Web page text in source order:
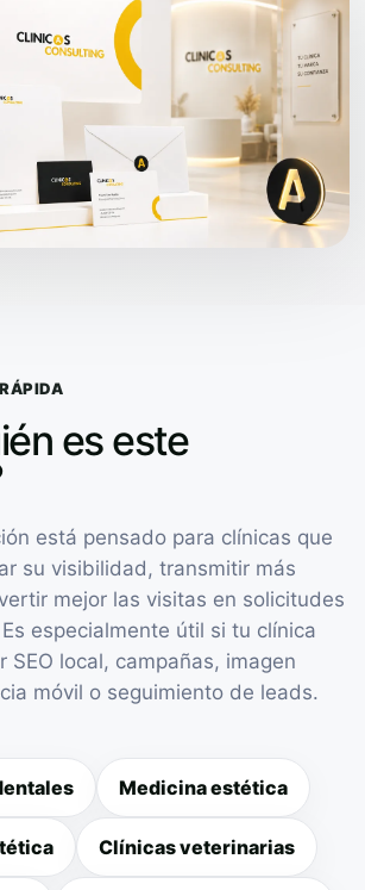
es este
está pensado para clínicas que
su visibilidad, transmitir más
mejor las visitas en solicitudes
especialmente útil si tu clínica
SEO local, campañas, imagen
móvil o seguimiento de leads.
Medicina estética
Clínicas veterinarias